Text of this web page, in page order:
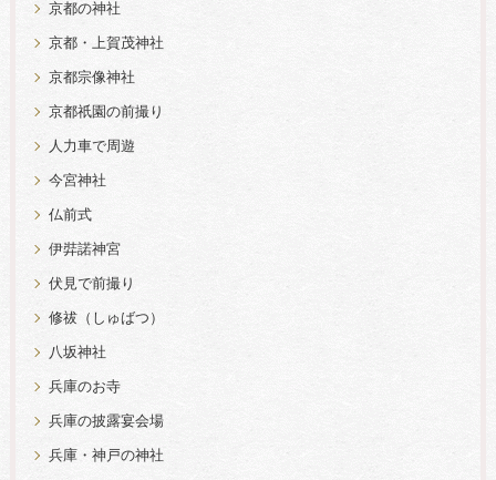
京都の神社
京都・上賀茂神社
京都宗像神社
京都祇園の前撮り
人力車で周遊
今宮神社
仏前式
伊弉諾神宮
伏見で前撮り
修祓（しゅばつ）
八坂神社
兵庫のお寺
兵庫の披露宴会場
兵庫・神戸の神社